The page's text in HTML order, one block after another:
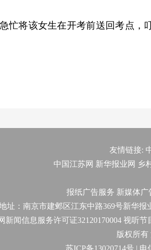
忙将该女生在开考前送回考点，
友情链接:
中国江苏网 新华报业网 乡
报纸广告服务 新媒体广
址：南京市建邺区江东中路369号新华
新闻信息服务许可证32120170004 视听
版权所有
苏ICP备13020714号 |